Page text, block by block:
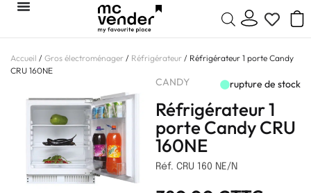
Accueil / Gros électroménager / Réfrigérateur / Réfrigérateur 1 porte Candy
CRU 160NE
CANDY rupture de stock
Réfrigérateur 1
porte Candy CRU
160NE
Réf. CRU 160 NE/N